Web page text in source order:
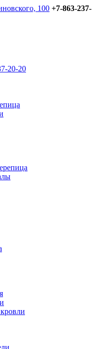
100 +7-863-237-
20-20